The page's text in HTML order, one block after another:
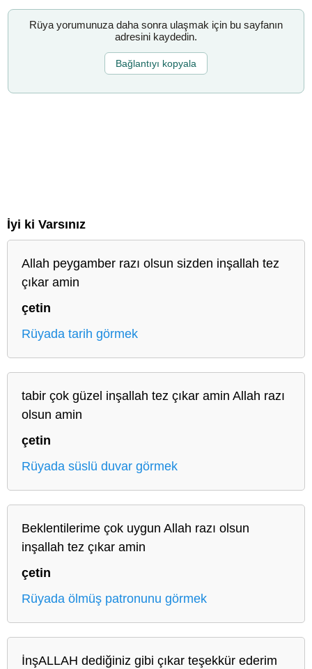
Rüya yorumunuza daha sonra ulaşmak için bu sayfanın
adresini kaydedin.
Bağlantıyı kopyala
İyi ki Varsınız
Allah peygamber razı olsun sizden inşallah tez
çıkar amin
çetin
Rüyada tarih görmek
tabir çok güzel inşallah tez çıkar amin Allah razı
olsun amin
çetin
Rüyada süslü duvar görmek
Beklentilerime çok uygun Allah razı olsun
inşallah tez çıkar amin
çetin
Rüyada ölmüş patronunu görmek
İnşALLAH dediğiniz gibi çıkar teşekkür ederim